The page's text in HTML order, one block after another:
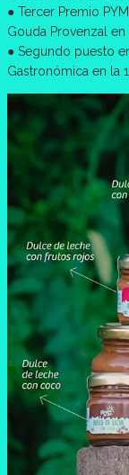
● Tercer Premio
Gouda Provenzal en
● Segundo puesto
Gastronómica en la